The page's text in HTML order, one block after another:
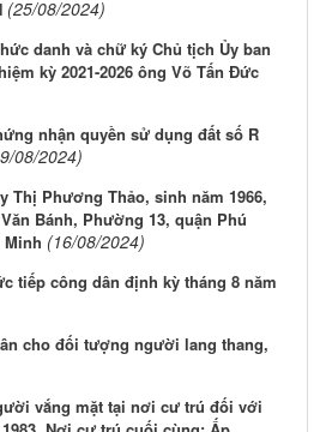
(25/08/2024)
danh và chữ ký Chủ tịch Ủy ban
kỳ 2021-2026 ông Võ Tấn Đức
nhận quyền sử dụng đất số R
08/2024)
Thị Phương Thảo, sinh năm 1966,
Bánh, Phường 13, quận Phú
Minh (16/08/2024)
tiếp công dân định kỳ tháng 8 năm
cho đối tượng người lang thang,
vắng mặt tại nơi cư trú đối với